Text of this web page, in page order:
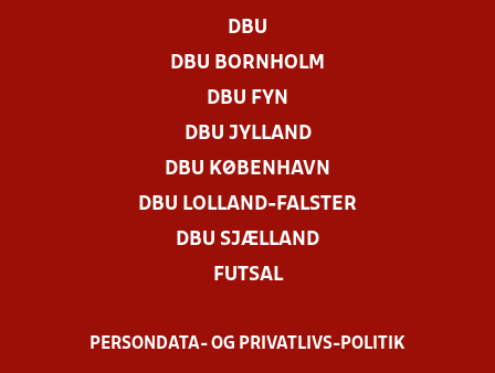
DBU
DBU BORNHOLM
DBU FYN
DBU JYLLAND
DBU KØBENHAVN
DBU LOLLAND-FALSTER
DBU SJÆLLAND
FUTSAL
PERSONDATA- OG PRIVATLIVS-POLITIK